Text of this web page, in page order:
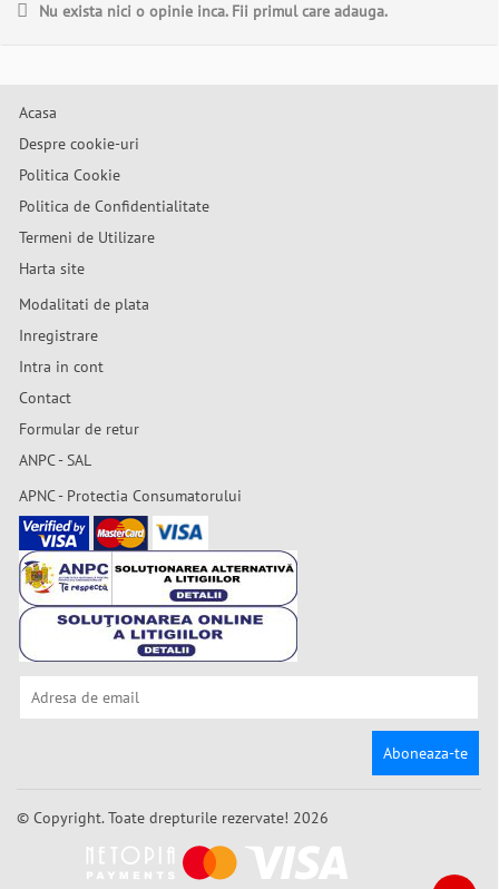
Nu exista nici o opinie inca. Fii primul care adauga.
Acasa
Despre cookie-uri
Politica Cookie
Politica de Confidentialitate
Termeni de Utilizare
Harta site
Modalitati de plata
Inregistrare
Intra in cont
Contact
Formular de retur
ANPC - SAL
APNC - Protectia Consumatorului
Aboneaza-te
© Copyright. Toate drepturile rezervate! 2026